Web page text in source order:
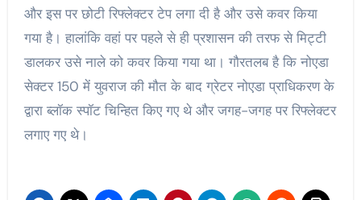
और इस पर छोटी रिफ्लेक्टर टेप लगा दी है और उसे कवर किया
गया है। हालांकि वहां पर पहले से ही प्रशासन की तरफ से मिट्टी
डालकर उसे नाले को कवर किया गया था। गौरतलब है कि नोएडा
सेक्टर 150 में युवराज की मौत के बाद ग्रेटर नोएडा प्राधिकरण के
द्वारा ब्लॉक स्पॉट चिन्हित किए गए थे और जगह-जगह पर रिफ्लेक्टर
लगाए गए थे।